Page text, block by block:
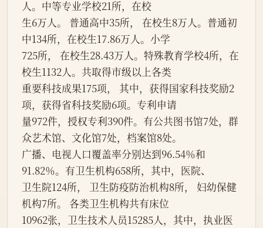
人。中等专业学校21所，在校
生6万人。 普通高中35所， 在校生8万人。普通初
中134所，在校生17.86万人。小学
725所， 在校生28.43万人。特殊教育学校4所，在
校生1132人。共取得市级以上各类
重要科技成果175项， 其中，获得国家科技奖励2
项，获得省科技奖励6项。专利申请
量972件，授权专利390件。有公共图书馆7处，群
众艺术馆、文化馆7处，档案馆8处。
广播、电视人口覆盖率分别达到96.54％和
91.82％。有卫生机构658所，其中，医院、
卫生院124所， 卫生防疫防治机构8所， 妇幼保健
机构7所。 各类卫生机构共有床位
10962张，卫生技术人员15285人，其中，执业医